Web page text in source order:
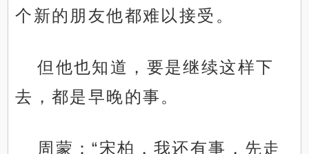
个新的朋友他都难以接受。
但他也知道，要是继续这样下
去，都是早晚的事。
周蒙：“宋柏，我还有事，先走